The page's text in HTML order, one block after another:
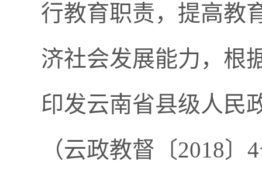
行教育职责，提高教
济社会发展能力，根
印发云南省县级人民
（云政教督〔2018